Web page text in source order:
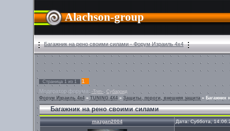
Alachson-group
Багажник на рено своими силами - Форум Израиль 4х4
Страница 1 из 1
1
Модератор форума: -Tom- Субароид
Форум Израиль 4х4 » TUNING 4X4 » Защиты, пороги, внешняя защита » Багажник
Багажник на рено своими силами
mazgan2004 Дата: Суббота,